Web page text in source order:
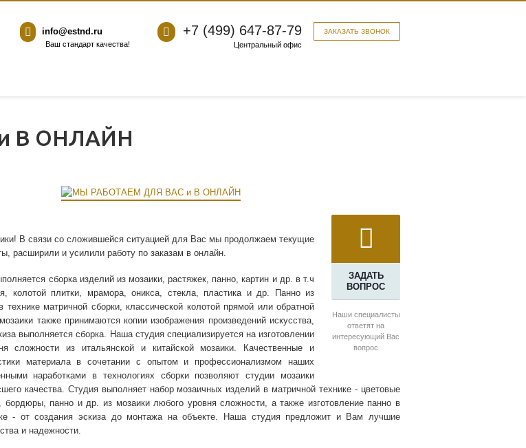
info@estnd.ru
Ваш стандарт качества!
ЗАКАЗАТЬ ЗВОНОК
+7 (499) 647-87-79
Центральный офис
В ОНЛАЙН
ЗАДАТЬ
ВОПРОС
Наши специалисты
ответят на
интересующий Вас
вопрос
В связи со сложившейся ситуацией для Вас мы продолжаем текущие
расширили и усилили работу по заказам в онлайн.
сборка изделий из мозаики, растяжек, панно, картин и др. в т.ч
колотой плитки, мрамора, оникса, стекла, пластика и др. Панно из
технике матричной сборки, классической колотой прямой или обратной
также принимаются копии изображения произведений искусства,
выполняется сборка. Наша студия специализируется на изготовлении
сложности из итальянской и китайской мозаики. Качественные и
материала в сочетании с опытом и профессионализмом наших
наработками в технологиях сборки позволяют студии мозаики
качества. Студия выполняет набор мозаичных изделий в матричной технике - цветовые
бордюры, панно и др. из мозаики любого уровня сложности, а также изготовление панно в
- от создания эскиза до монтажа на объекте. Наша студия предложит и Вам лучшие
и надежности.